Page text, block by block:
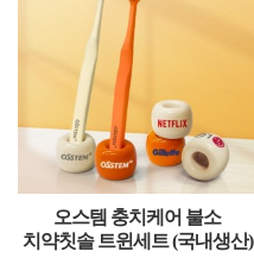
오스템 충치케어 불소
치약칫솔 트윈세트 (국내생산)